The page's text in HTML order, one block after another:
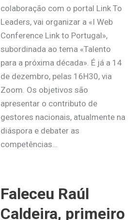
colaboração com o portal Link To
Leaders, vai organizar a «I Web
Conference Link to Portugal»,
subordinada ao tema «Talento
para a próxima década». É já a 14
de dezembro, pelas 16H30, via
Zoom. Os objetivos são
apresentar o contributo de
gestores nacionais, atualmente na
diáspora e debater as
competências…
Faleceu Raúl
Caldeira, primeiro